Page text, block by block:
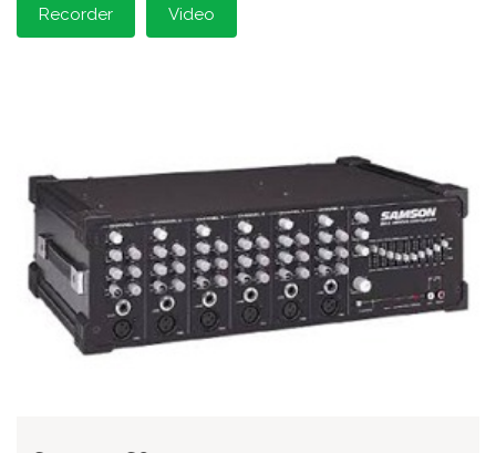
Recorder Video